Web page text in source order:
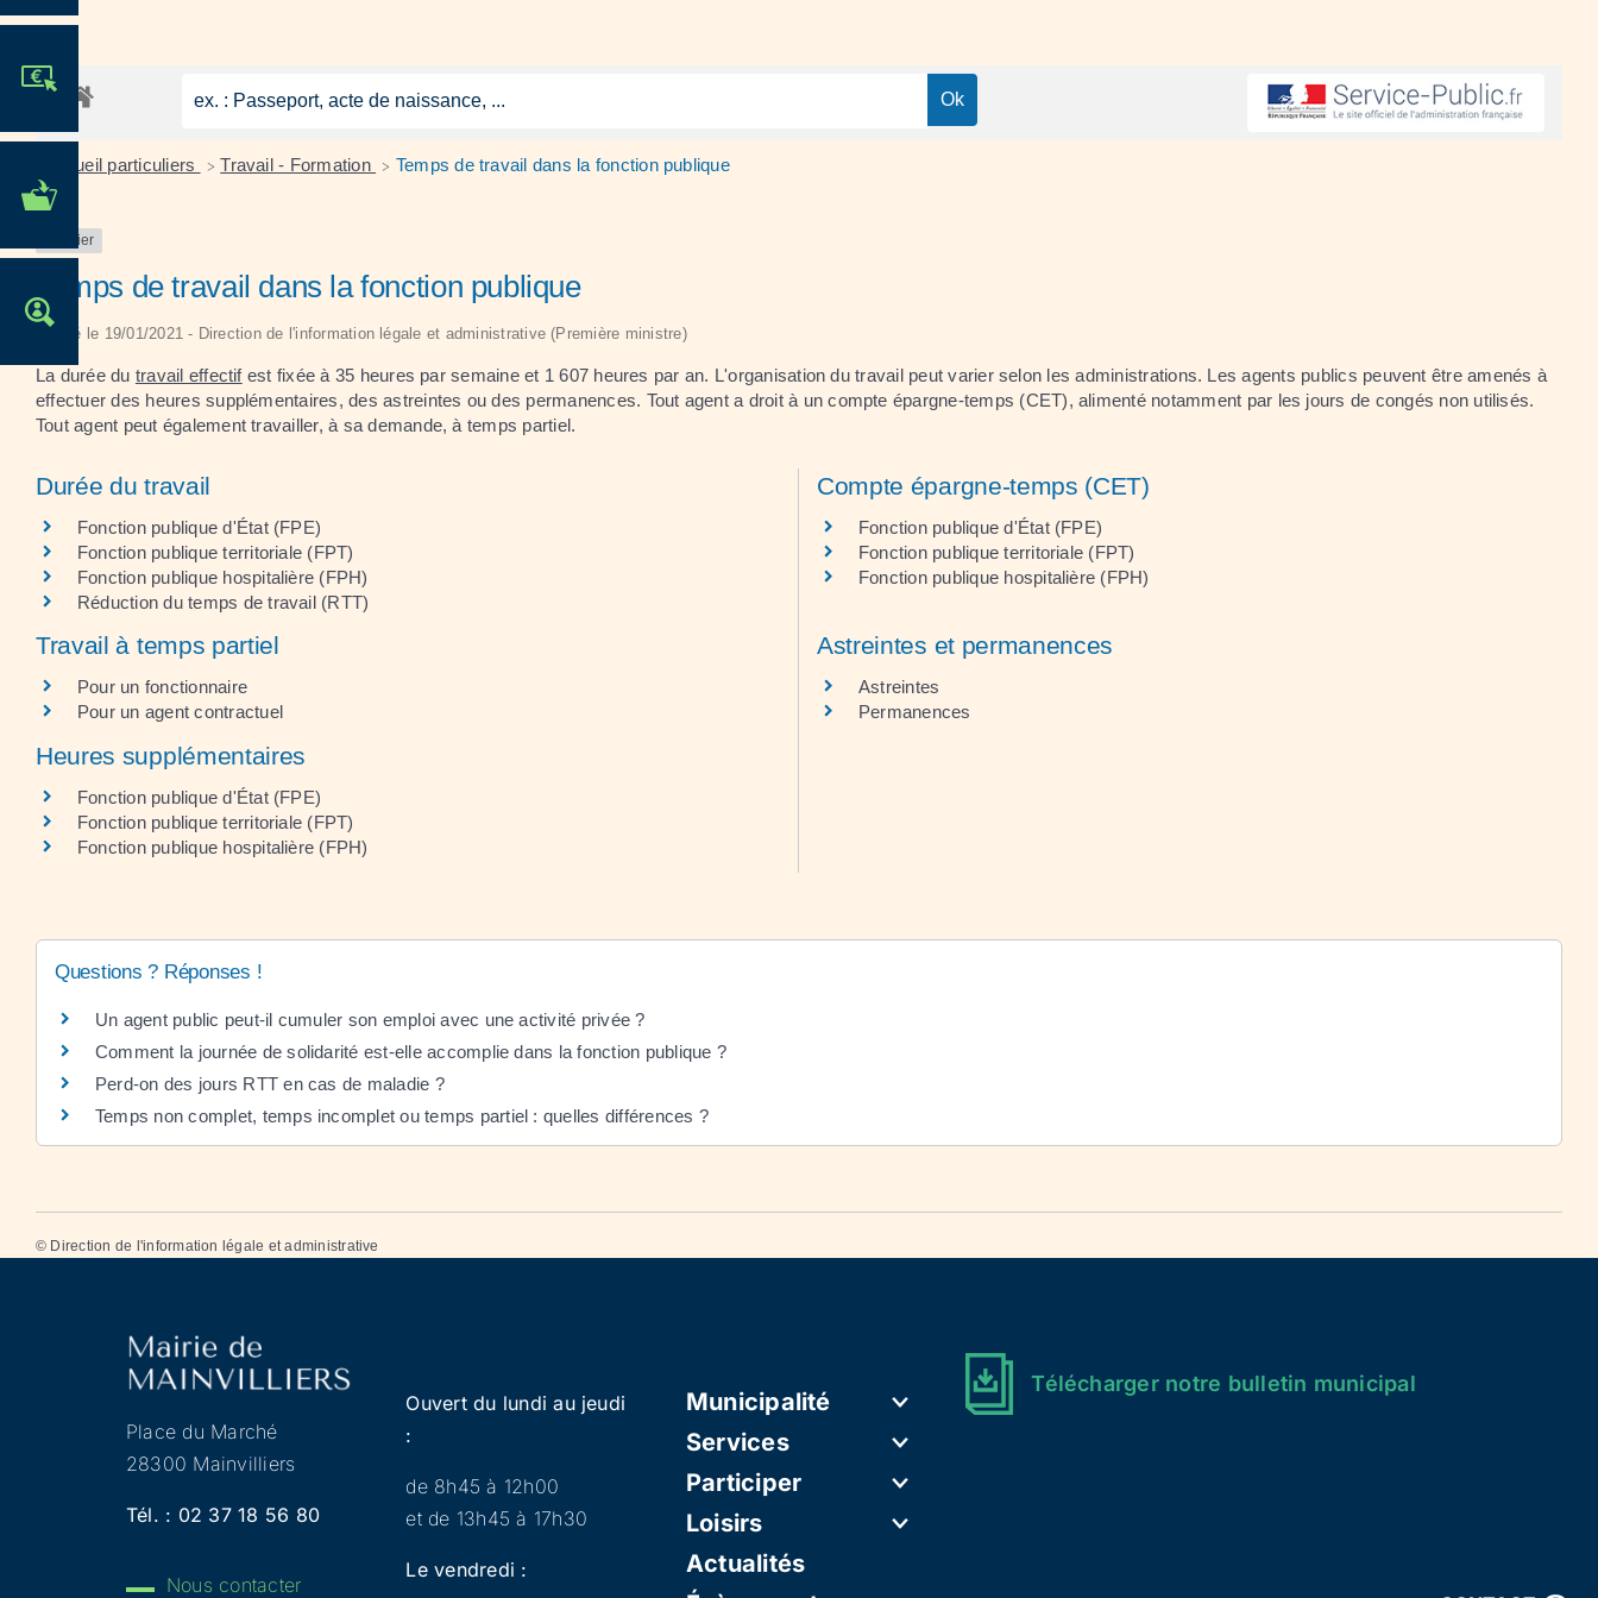
MES DÉMARCHES
OFFRES D'EMPLOI
Accueil particuliers > Travail - Formation > Temps de travail dans la fonction publique
Dossier
Temps de travail dans la fonction publique
Vérifié le 19/01/2021 - Direction de l'information légale et administrative (Première ministre)
La durée du travail effectifest fixée à 35 heures par semaine et 1 607 heures par an. L'organisation du travail peut varier selon les administrations. Les agents publics peuvent être amenés à
effectuer des heures supplémentaires, des astreintes ou des permanences. Tout agent a droit à un compte épargne-temps (CET), alimenté notamment par les jours de congés non utilisés.
Tout agent peut également travailler, à sa demande, à temps partiel.
Durée du travail
Fonction publique d'État (FPE)
Fonction publique territoriale (FPT)
Fonction publique hospitalière (FPH)
Réduction du temps de travail (RTT)
Compte épargne-temps (CET)
Fonction publique d'État (FPE)
Fonction publique territoriale (FPT)
Fonction publique hospitalière (FPH)
Travail à temps partiel
Pour un fonctionnaire
Pour un agent contractuel
Astreintes et permanences
Astreintes
Permanences
Heures supplémentaires
Fonction publique d'État (FPE)
Fonction publique territoriale (FPT)
Fonction publique hospitalière (FPH)
Questions ? Réponses !
Un agent public peut-il cumuler son emploi avec une activité privée ?
Comment la journée de solidarité est-elle accomplie dans la fonction publique ?
Perd-on des jours RTT en cas de maladie ?
Temps non complet, temps incomplet ou temps partiel : quelles différences ?
© Direction de l'information légale et administrative
Place du Marché
28300 Mainvilliers
Tél. : 02 37 18 56 80
Nous contacter
Ouvert du lundi au jeudi
:
de 8h45 à 12h00
et de 13h45 à 17h30
Le vendredi :
Municipalité
Services
Participer
Loisirs
Actualités
Télécharger notre bulletin municipal